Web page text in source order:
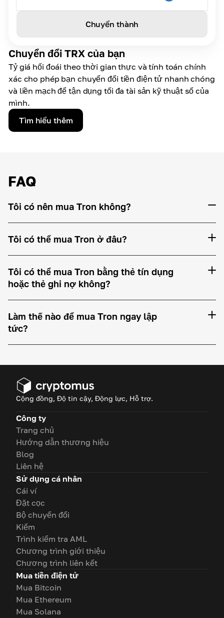
Chuyển đổi TRX của bạn
Tỷ giá hối đoái theo thời gian thực và tính toán chính
xác cho phép bạn chuyển đổi tiền điện tử nhanh chóng
và liền mạch để tận dụng tối đa tài sản kỹ thuật số của
mình.
Tìm hiểu thêm
Chuyển thành
FAQ
Tôi có nên mua Tron không?
Tôi có thể mua Tron ở đâu?
Tôi có thể mua Tron bằng thẻ tín dụng
hoặc thẻ ghi nợ không?
Làm thế nào để mua Tron ngay lập
tức?
Cộng đồng, Độ tin cậy, Động lực, Hỗ trợ.
Công ty
Trang chủ
Hướng dẫn thương hiệu
Blog
Liên hệ
Sử dụng cá nhân
Cái ví
Đặt cọc
Bộ chuyển đổi
Kiếm
Trình kiểm tra AML
Chương trình giới thiệu
Chương trình liên kết
Mua tiền điện tử
Mua Bitcoin
Mua Ethereum
Mua Solana